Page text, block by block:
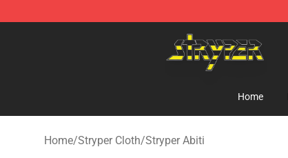
Stryper Store - Official Stryper Merchandise Shop
Home
Home/Stryper Cloth/Stryper Abiti